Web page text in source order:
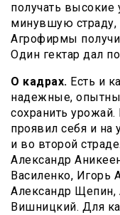
получать высокие
минувшую страду,
Агрофирмы
Один гектар дал
О кадрах. Есть и
надежные,
сохранить
проявил себя и на
и во второй
Александр
Василенко,
Александр Щепин,
Вишницкий. Для